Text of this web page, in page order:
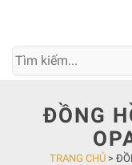
ĐỒNG
TRANG CHỦ >